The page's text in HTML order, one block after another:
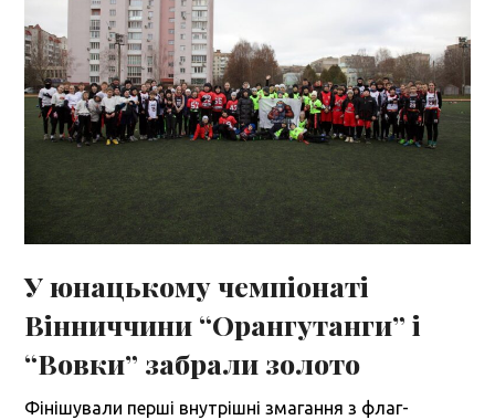
У юнацькому чемпіонаті
Вінниччини “Орангутанги” і
“Вовки” забрали золото
Фінішували перші внутрішні змагання з флаг-